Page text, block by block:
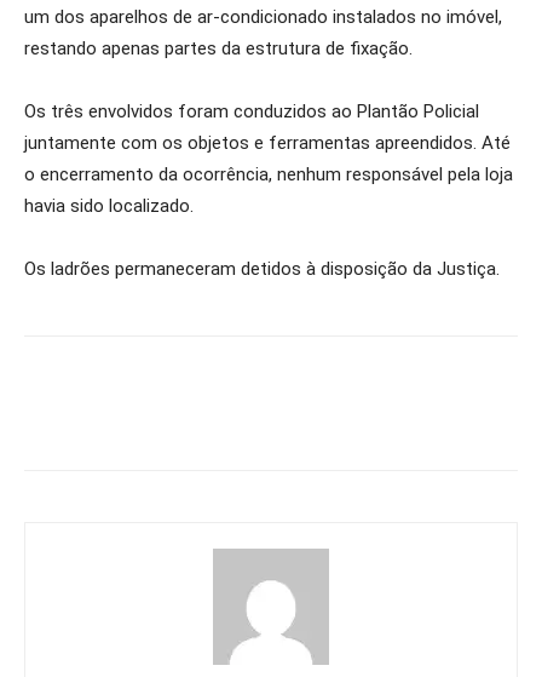
um dos aparelhos de ar-condicionado instalados no imóvel,
restando apenas partes da estrutura de fixação.
Os três envolvidos foram conduzidos ao Plantão Policial
juntamente com os objetos e ferramentas apreendidos. Até
o encerramento da ocorrência, nenhum responsável pela loja
havia sido localizado.
Os ladrões permaneceram detidos à disposição da Justiça.